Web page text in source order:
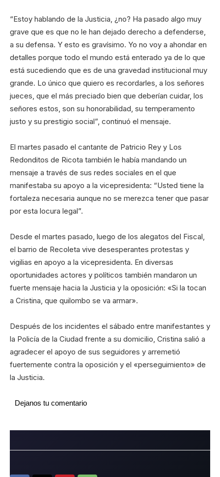
“Estoy hablando de la Justicia, ¿no? Ha pasado algo muy
grave que es que no le han dejado derecho a defenderse,
a su defensa. Y esto es gravísimo. Yo no voy a ahondar en
detalles porque todo el mundo está enterado ya de lo que
está sucediendo que es de una gravedad institucional muy
grande. Lo único que quiero es recordarles, a los señores
jueces, que el más preciado bien que deberían cuidar, los
señores estos, son su honorabilidad, su temperamento
justo y su prestigio social”, continuó el mensaje.
El martes pasado el cantante de Patricio Rey y Los
Redonditos de Ricota también le había mandando un
mensaje a través de sus redes sociales en el que
manifestaba su apoyo a la vicepresidenta: “Usted tiene la
fortaleza necesaria aunque no se merezca tener que pasar
por esta locura legal”.
Desde el martes pasado, luego de los alegatos del Fiscal,
el barrio de Recoleta vive desesperantes protestas y
vigilias en apoyo a la vicepresidenta. En diversas
oportunidades actores y políticos también mandaron un
fuerte mensaje hacia la Justicia y la oposición: «Si la tocan
a Cristina, que quilombo se va armar».
Después de los incidentes el sábado entre manifestantes y
la Policía de la Ciudad frente a su domicilio, Cristina salió a
agradecer el apoyo de sus seguidores y arremetió
fuertemente contra la oposición y el «perseguimiento» de
la Justicia.
Dejanos tu comentario